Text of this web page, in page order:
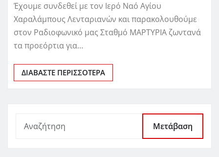
Έχουμε συνδεθεί με τον Ιερό Ναό Αγίου
Χαραλάμπους Λενταριανών και παρακολουθούμε
στον Ραδιοφωνικό μας Σταθμό ΜΑΡΤΥΡΙΑ ζωντανά
τα προεόρτια για…
ΔΙΑΒΆΣΤΕ ΠΕΡΙΣΣΌΤΕΡΑ
Μετάβαση